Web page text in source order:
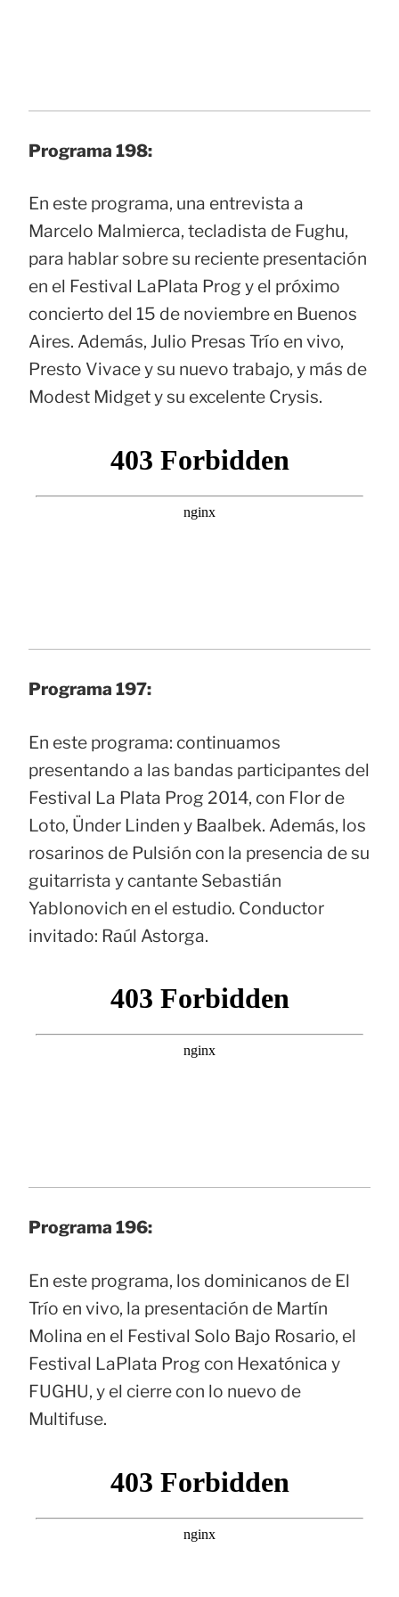
Programa 198:
En este programa, una entrevista a
Marcelo Malmierca, tecladista de Fughu,
para hablar sobre su reciente presentación
en el Festival LaPlata Prog y el próximo
concierto del 15 de noviembre en Buenos
Aires. Además, Julio Presas Trío en vivo,
Presto Vivace y su nuevo trabajo, y más de
Modest Midget y su excelente Crysis.
Programa 197:
En este programa: continuamos
presentando a las bandas participantes del
Festival La Plata Prog 2014, con Flor de
Loto, Ünder Linden y Baalbek. Además, los
rosarinos de Pulsión con la presencia de su
guitarrista y cantante Sebastián
Yablonovich en el estudio. Conductor
invitado: Raúl Astorga.
Programa 196:
En este programa, los dominicanos de El
Trío en vivo, la presentación de Martín
Molina en el Festival Solo Bajo Rosario, el
Festival LaPlata Prog con Hexatónica y
FUGHU, y el cierre con lo nuevo de
Multifuse.